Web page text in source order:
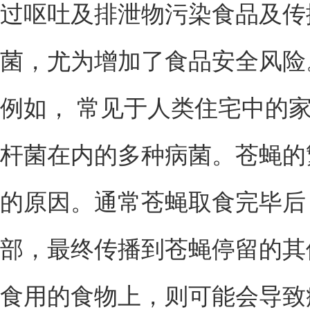
过呕吐及排泄物污染食品及
菌，尤为增加了食品安全风
例如， 常见于人类住宅中的
杆菌在内的多种病菌。苍蝇
的原因。通常苍蝇取食完毕
部，最终传播到苍蝇停留的
食用的食物上，则可能会导